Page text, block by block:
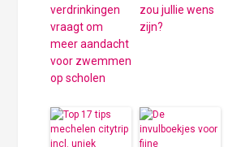
verdrinkingen
vraagt om
meer aandacht
voor zwemmen
op scholen
zou jullie wens
zijn?